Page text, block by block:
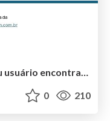
Arquitetura da informação: seu usuário encontra o que procura no seu design
0 210